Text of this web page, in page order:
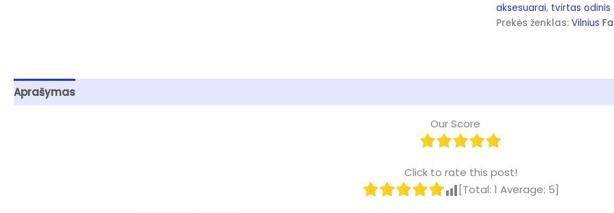
aksesuarai, tvirtas odinis
Prekės ženklas:Vilnius
Aprašymas
Our Score
Click to rate this post!
[Total: 1 Average: 5]